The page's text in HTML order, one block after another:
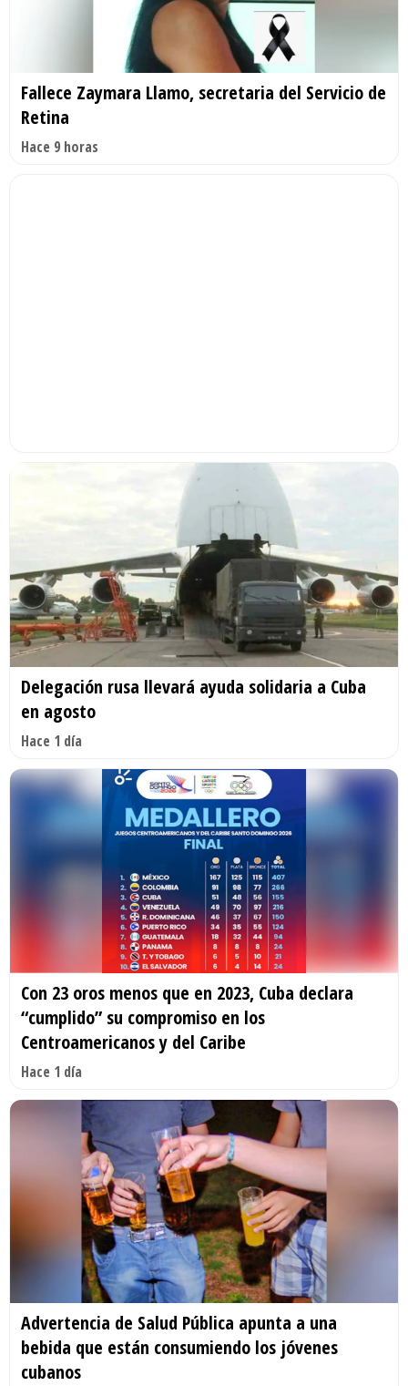
Fallece Zaymara Llamo, secretaria del Servicio de
Retina
Hace 9 horas
Delegación rusa llevará ayuda solidaria a Cuba
en agosto
Hace 1 día
Con 23 oros menos que en 2023, Cuba declara
“cumplido” su compromiso en los
Centroamericanos y del Caribe
Hace 1 día
Advertencia de Salud Pública apunta a una
bebida que están consumiendo los jóvenes
cubanos